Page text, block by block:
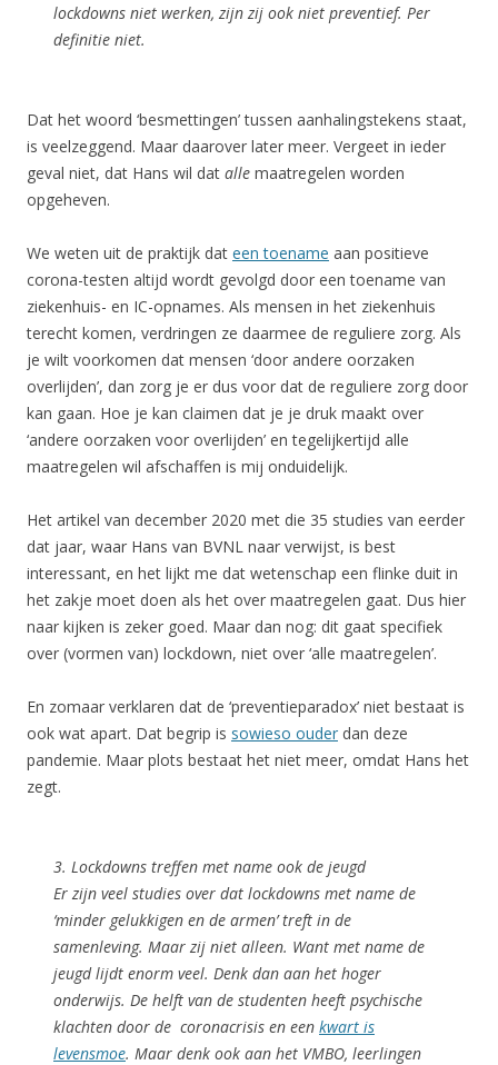
lockdowns niet werken, zijn zij ook niet preventief. Per
definitie niet.
Dat het woord ‘besmettingen’ tussen aanhalingstekens staat,
is veelzeggend. Maar daarover later meer. Vergeet in ieder
geval niet, dat Hans wil dat alle maatregelen worden
opgeheven.
We weten uit de praktijk dat een toename aan positieve
corona-testen altijd wordt gevolgd door een toename van
ziekenhuis- en IC-opnames. Als mensen in het ziekenhuis
terecht komen, verdringen ze daarmee de reguliere zorg. Als
je wilt voorkomen dat mensen ‘door andere oorzaken
overlijden’, dan zorg je er dus voor dat de reguliere zorg door
kan gaan. Hoe je kan claimen dat je je druk maakt over
‘andere oorzaken voor overlijden’ en tegelijkertijd alle
maatregelen wil afschaffen is mij onduidelijk.
Het artikel van december 2020 met die 35 studies van eerder
dat jaar, waar Hans van BVNL naar verwijst, is best
interessant, en het lijkt me dat wetenschap een flinke duit in
het zakje moet doen als het over maatregelen gaat. Dus hier
naar kijken is zeker goed. Maar dan nog: dit gaat specifiek
over (vormen van) lockdown, niet over ‘alle maatregelen’.
En zomaar verklaren dat de ‘preventieparadox’ niet bestaat is
ook wat apart. Dat begrip is sowieso ouder dan deze
pandemie. Maar plots bestaat het niet meer, omdat Hans het
zegt.
3. Lockdowns treffen met name ook de jeugd
Er zijn veel studies over dat lockdowns met name de
‘minder gelukkigen en de armen’ treft in de
samenleving. Maar zij niet alleen. Want met name de
jeugd lijdt enorm veel. Denk dan aan het hoger
onderwijs. De helft van de studenten heeft psychische
klachten door de coronacrisis en een kwart is
levensmoe. Maar denk ook aan het VMBO, leerlingen